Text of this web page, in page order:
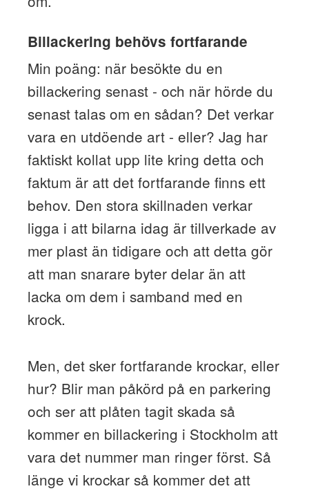
Billackering behövs fortfarande
Min poäng: när besökte du en
billackering senast - och när hörde du
senast talas om en sådan? Det verkar
vara en utdöende art - eller? Jag har
faktiskt kollat upp lite kring detta och
faktum är att det fortfarande finns ett
behov. Den stora skillnaden verkar
ligga i att bilarna idag är tillverkade av
mer plast än tidigare och att detta gör
att man snarare byter delar än att
lacka om dem i samband med en
krock.
Men, det sker fortfarande krockar, eller
hur? Blir man påkörd på en parkering
och ser att plåten tagit skada så
kommer en billackering i Stockholm att
vara det nummer man ringer först. Så
länge vi krockar så kommer det att